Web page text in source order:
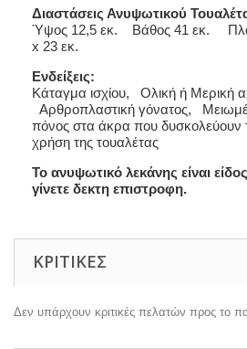
Διαστάσεις Ανυψωτικού
Ύψος 12,5 εκ. Βάθος 41 εκ.
x 23 εκ.
Ενδείξεις:
Κάταγμα ισχίου, Ολική ή Μερική
Αρθροπλαστική γόνατος,
πόνος στα άκρα που δυσκολεύουν
χρήση της τουαλέτας
Το ανυψωτικό λεκάνης είναι
γίνετε δεκτη επιστροφη.
ΚΡΙΤΙΚΈΣ
Δεν υπάρχουν κριτικές πελατών προς το